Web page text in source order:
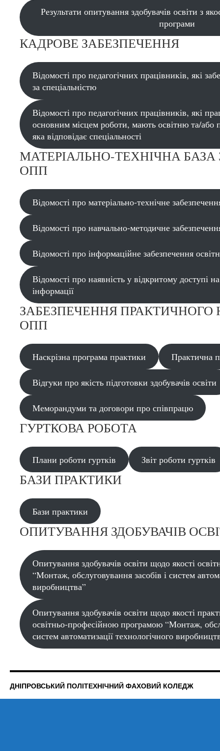
Результати опитування здобувачів освіти з
програми
КАДРОВЕ ЗАБЕЗПЕЧЕННЯ
Відомості про педагогічних працівників, які
за спеціальністю
Відомості про педагогічних працівників, які
основним місцем роботи, мають освітню та/або
яка відповідає спеціальності
МАТЕРІАЛЬНО-ТЕХНІЧНА
ОПП
Відомості про матеріально-технічне
Відомості про навчально-методичне
Відомості про інформаційне забезпечення
Відомості про наявність у відкритому доступі
інформації
ЗАБЕЗПЕЧЕННЯ​ ПРАКТИЧНОГО
ОПП
Наскрізна програма практики Практична
Відгуки про якість підготовки здобувачів освіти
Меморандуми та договори про співпрацю
ГУРТКОВА РОБОТА
Плани роботи гуртків Звіт роботи гуртків
БАЗИ ПРАКТИК​И
Бази практики
ОПИТУВАННЯ ЗДОБУВАЧІВ
Опитування здобувачів освіти щодо якості
“Монтаж, обслуговування засобів і систем
виробництва”
Опитування здобувачів освіти щодо якості
освітньо-професійною програмою “Монтаж,
систем автоматизації технологічного
ДНІПРОВСЬКИЙ ПОЛІТЕХНІЧНИЙ ФАХОВИЙ КОЛЕДЖ